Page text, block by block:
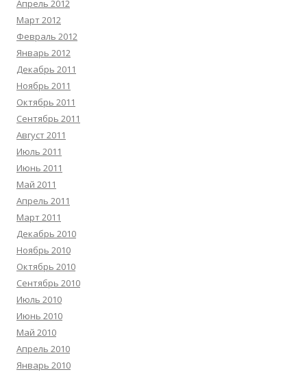
Апрель 2012
Март 2012
Февраль 2012
Январь 2012
Декабрь 2011
Ноябрь 2011
Октябрь 2011
Сентябрь 2011
Август 2011
Июль 2011
Июнь 2011
Май 2011
Апрель 2011
Март 2011
Декабрь 2010
Ноябрь 2010
Октябрь 2010
Сентябрь 2010
Июль 2010
Июнь 2010
Май 2010
Апрель 2010
Январь 2010